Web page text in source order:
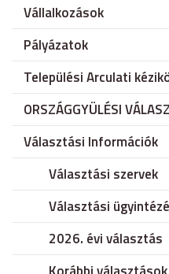
Vállalkozások
Pályázatok
Települési Arculati
ORSZÁGGYÜLÉSI
Választási Információk
Választási szervek
Választási
2026. évi választás